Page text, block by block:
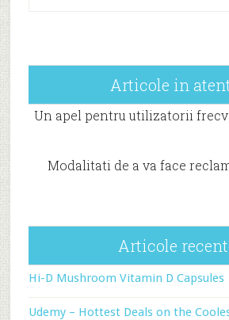
Articole in
Un apel pentru utilizatorii
Modalitati de a va face
Articole
Hi-D Mushroom Vitamin D Capsules
Udemy – Hottest Deals on the